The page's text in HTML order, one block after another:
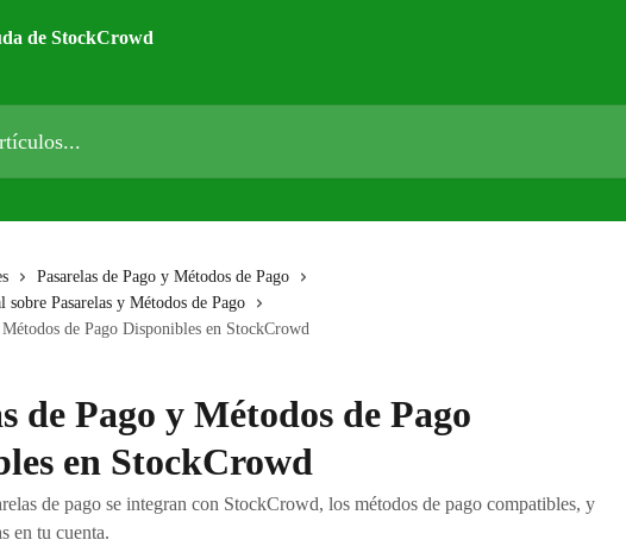
Pasarelas de Pago y Métodos de Pago
Pasarelas y Métodos de Pago
Métodos de Pago Disponibles en StockCrowd
de Pago y Métodos de Pago
en StockCrowd
de pago se integran con StockCrowd, los métodos de pago compatibles, y
en tu cuenta.